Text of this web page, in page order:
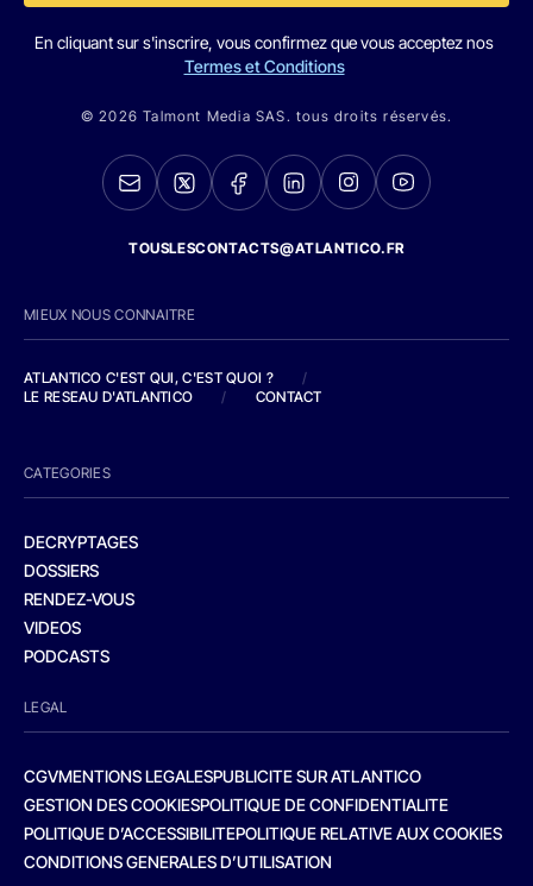
En cliquant sur s'inscrire, vous confirmez que vous acceptez nos
Termes et Conditions
© 2026 Talmont Media SAS. tous droits réservés.
TOUSLESCONTACTS@ATLANTICO.FR
MIEUX NOUS CONNAITRE
ATLANTICO C'EST QUI, C'EST QUOI ?
/
LE RESEAU D'ATLANTICO
/ CONTACT
CATEGORIES
DECRYPTAGES
DOSSIERS
RENDEZ-VOUS
VIDEOS
PODCASTS
LEGAL
CGVMENTIONS LEGALESPUBLICITE SUR ATLANTICO
GESTION DES COOKIESPOLITIQUE DE CONFIDENTIALITE
POLITIQUE D’ACCESSIBILITEPOLITIQUE RELATIVE AUX COOKIES
CONDITIONS GENERALES D’UTILISATION